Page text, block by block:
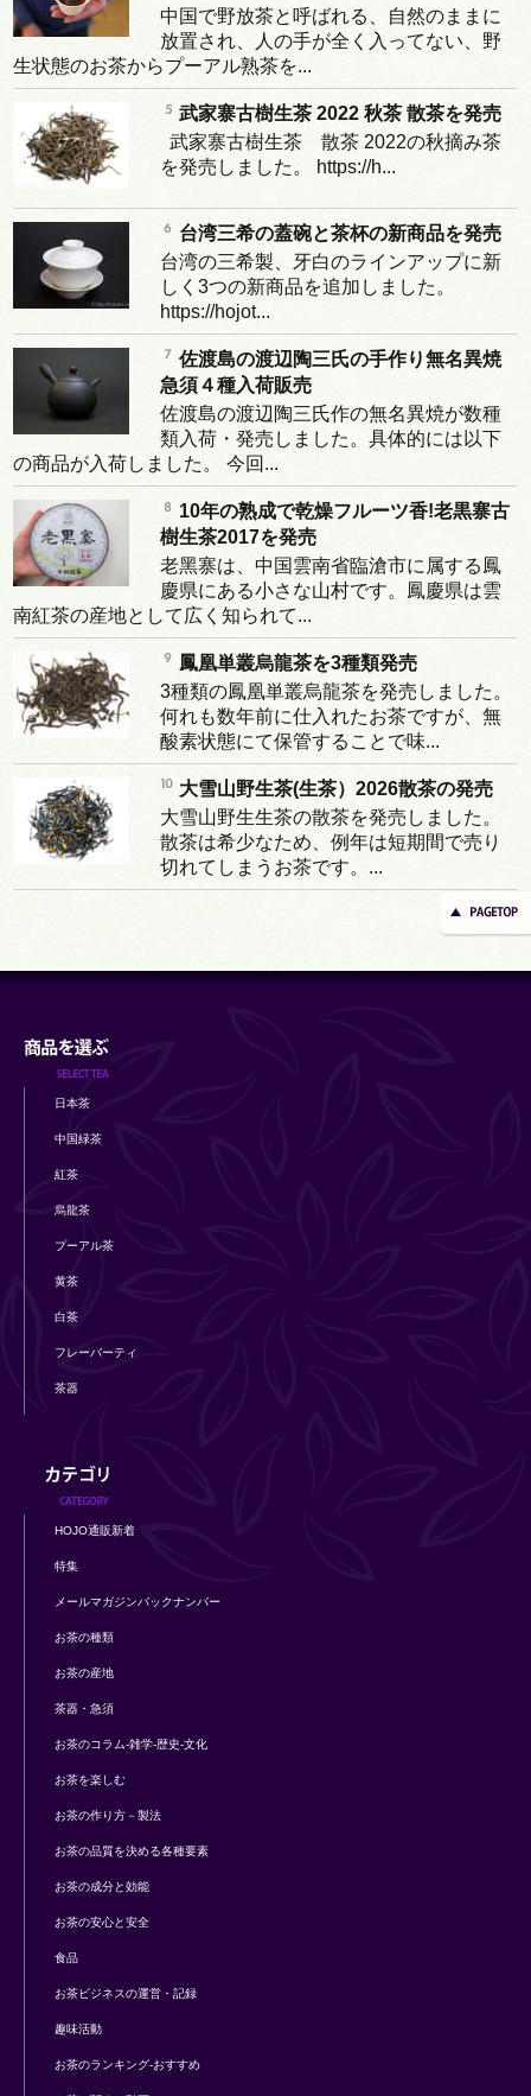
中国で野放茶と呼ばれる、自然のままに
放置され、人の手が全く入ってない、野
生状態のお茶からプーアル熟茶を...
武家寨古樹生茶 2022 秋茶 散茶を発売
武家寨古樹生茶 散茶 2022の秋摘み茶
を発売しました。 https://h...
台湾三希の蓋碗と茶杯の新商品を発売
台湾の三希製、牙白のラインアップに新
しく3つの新商品を追加しました。
https://hojot...
佐渡島の渡辺陶三氏の手作り無名異焼
急須４種入荷販売
佐渡島の渡辺陶三氏作の無名異焼が数種
類入荷・発売しました。具体的には以下
の商品が入荷しました。 今回...
10年の熟成で乾燥フルーツ香!老黒寨古
樹生茶2017を発売
老黑寨は、中国雲南省臨滄市に属する鳳
慶県にある小さな山村です。鳳慶県は雲
南紅茶の産地として広く知られて...
鳳凰単叢烏龍茶を3種類発売
3種類の鳳凰単叢烏龍茶を発売しました。
何れも数年前に仕入れたお茶ですが、無
酸素状態にて保管することで味...
大雪山野生茶(生茶）2026散茶の発売
大雪山野生生茶の散茶を発売しました。
散茶は希少なため、例年は短期間で売り
切れてしまうお茶です。...
日本茶
中国緑茶
紅茶
烏龍茶
プーアル茶
黄茶
白茶
フレーバーティ
茶器
HOJO通販新着
特集
メールマガジンバックナンバー
お茶の種類
お茶の産地
茶器・急須
お茶のコラム-雑学-歴史-文化
お茶を楽しむ
お茶の作り方－製法
お茶の品質を決める各種要素
お茶の成分と効能
お茶の安心と安全
食品
お茶ビジネスの運営・記録
趣味活動
お茶のランキング-おすすめ